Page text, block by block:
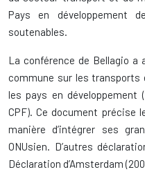
Pays en développement
soutenables.
La conférence de Bellagio a
commune sur les
les pays en développement
CPF). Ce document précise
manière d’intégrer ses
ONUsien. D’autres
Déclaration d’Amsterdam